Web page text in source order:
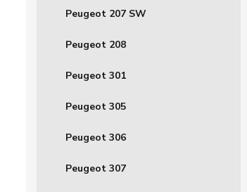
Peugeot 207 SW
Peugeot 208
Peugeot 301
Peugeot 305
Peugeot 306
Peugeot 307